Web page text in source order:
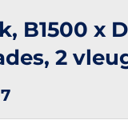
B1500 x
2